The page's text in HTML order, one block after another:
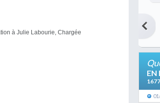
à Julie Labourie, Chargée
EN